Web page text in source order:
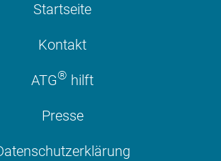
Startseite
Kontakt
ATG® hilft
Presse